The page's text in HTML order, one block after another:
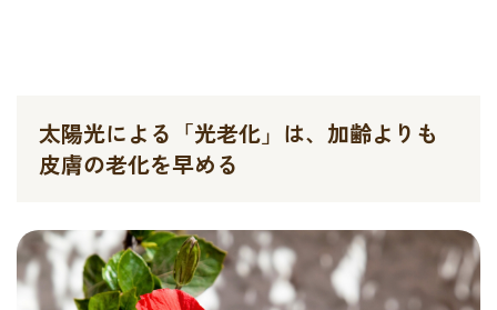
太陽光による「光老化」は、加齢よりも
皮膚の老化を早める